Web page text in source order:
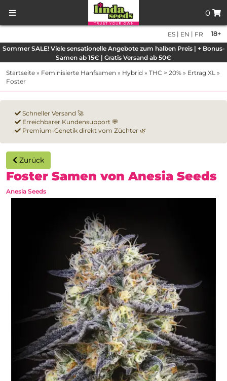
0
18+
ES | EN | FR
Sommer SALE! Viele sensationelle Angebote zum halben Preis | + Bonus-
Samen ab 15€ | Gratis Versand ab 50€
Startseite » Feminisierte Hanfsamen » Hybrid » THC > 20% » Ertrag XL »
Foster
Schneller Versand 🚀
Erreichbarer Kundensupport 💬
Premium-Genetik direkt vom Züchter 🌿
Zurück
Foster Samen von Anesia Seeds
Anesia Seeds